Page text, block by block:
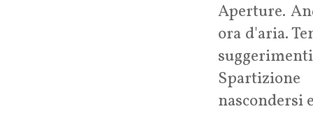
Aperture.
ora d'aria.
nascondersi